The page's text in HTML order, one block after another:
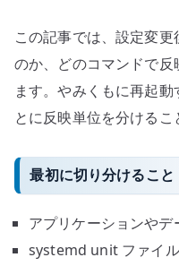
この記事では、設定変
のか、どのコマンドで
ます。やみくもに再起
とに反映単位を分けるこ
最初に切り分けること
アプリケーションやデ
systemd unit ファイ